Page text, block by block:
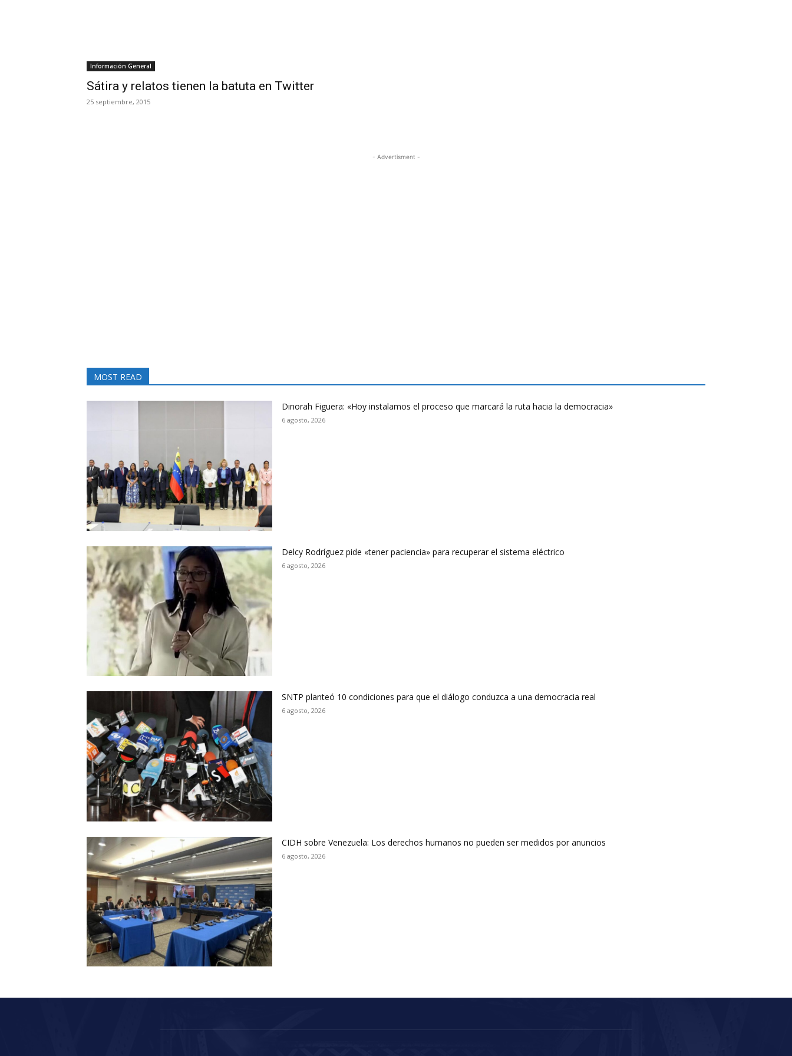
Información General
Sátira y relatos tienen la batuta en Twitter
25 septiembre, 2015
- Advertisment -
MOST READ
Dinorah Figuera: «Hoy instalamos el proceso que marcará la ruta hacia la democracia»
6 agosto, 2026
Delcy Rodríguez pide «tener paciencia» para recuperar el sistema eléctrico
6 agosto, 2026
SNTP planteó 10 condiciones para que el diálogo conduzca a una democracia real
6 agosto, 2026
CIDH sobre Venezuela: Los derechos humanos no pueden ser medidos por anuncios
6 agosto, 2026